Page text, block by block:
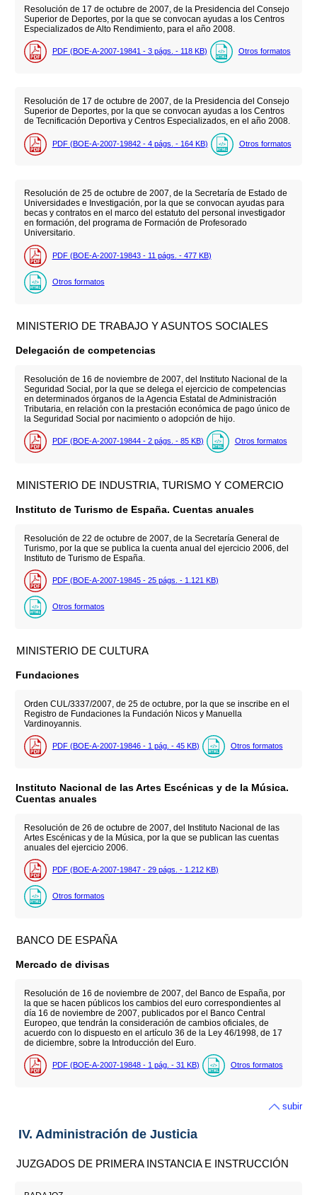
Resolución de 17 de octubre de 2007, de la Presidencia del Consejo
Superior de Deportes, por la que se convocan ayudas a los Centros
Especializados de Alto Rendimiento, para el año 2008.
PDF (BOE-A-2007-19841 - 3 págs. - 118 KB) Otros formatos
Resolución de 17 de octubre de 2007, de la Presidencia del Consejo
Superior de Deportes, por la que se convocan ayudas a los Centros
de Tecnificación Deportiva y Centros Especializados, en el año 2008.
PDF (BOE-A-2007-19842 - 4 págs. - 164 KB) Otros formatos
Resolución de 25 de octubre de 2007, de la Secretaría de Estado de
Universidades e Investigación, por la que se convocan ayudas para
becas y contratos en el marco del estatuto del personal investigador
en formación, del programa de Formación de Profesorado
Universitario.
PDF (BOE-A-2007-19843 - 11 págs. - 477 KB)
Otros formatos
MINISTERIO DE TRABAJO Y ASUNTOS SOCIALES
Delegación de competencias
Resolución de 16 de noviembre de 2007, del Instituto Nacional de la
Seguridad Social, por la que se delega el ejercicio de competencias
en determinados órganos de la Agencia Estatal de Administración
Tributaria, en relación con la prestación económica de pago único de
la Seguridad Social por nacimiento o adopción de hijo.
PDF (BOE-A-2007-19844 - 2 págs. - 85 KB) Otros formatos
MINISTERIO DE INDUSTRIA, TURISMO Y COMERCIO
Instituto de Turismo de España. Cuentas anuales
Resolución de 22 de octubre de 2007, de la Secretaría General de
Turismo, por la que se publica la cuenta anual del ejercicio 2006, del
Instituto de Turismo de España.
PDF (BOE-A-2007-19845 - 25 págs. - 1.121 KB)
Otros formatos
MINISTERIO DE CULTURA
Fundaciones
Orden CUL/3337/2007, de 25 de octubre, por la que se inscribe en el
Registro de Fundaciones la Fundación Nicos y Manuella
Vardinoyannis.
PDF (BOE-A-2007-19846 - 1 pág. - 45 KB) Otros formatos
Instituto Nacional de las Artes Escénicas y de la Música.
Cuentas anuales
Resolución de 26 de octubre de 2007, del Instituto Nacional de las
Artes Escénicas y de la Música, por la que se publican las cuentas
anuales del ejercicio 2006.
PDF (BOE-A-2007-19847 - 29 págs. - 1.212 KB)
Otros formatos
BANCO DE ESPAÑA
Mercado de divisas
Resolución de 16 de noviembre de 2007, del Banco de España, por
la que se hacen públicos los cambios del euro correspondientes al
día 16 de noviembre de 2007, publicados por el Banco Central
Europeo, que tendrán la consideración de cambios oficiales, de
acuerdo con lo dispuesto en el artículo 36 de la Ley 46/1998, de 17
de diciembre, sobre la Introducción del Euro.
PDF (BOE-A-2007-19848 - 1 pág. - 31 KB) Otros formatos
subir
IV. Administración de Justicia
JUZGADOS DE PRIMERA INSTANCIA E INSTRUCCIÓN